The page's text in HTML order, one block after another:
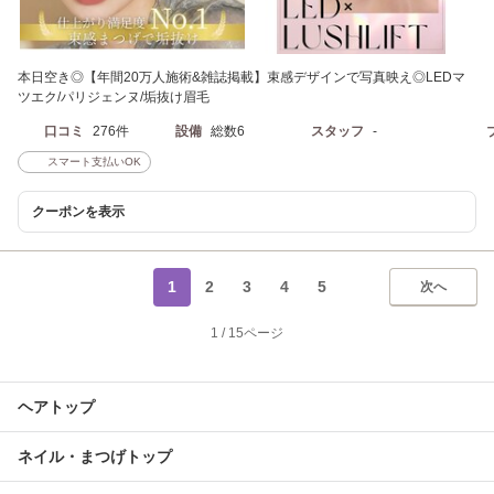
本日空き◎【年間20万人施術&雑誌掲載】束感デザインで写真映え◎LEDマ
ツエク/パリジェンヌ/垢抜け眉毛
口コミ 276件 設備 総数6 スタッフ -
スマート支払いOK
クーポンを表示
次へ
1 2 3 4 5
1 / 15ページ
ヘアトップ
ネイル・まつげトップ